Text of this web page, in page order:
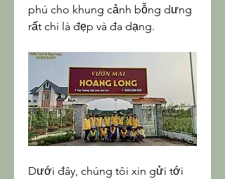
phú cho khung cảnh bỗng dưng
rất chi là đẹp và đa dạng.
Dưới đây, chúng tôi xin gửi tới